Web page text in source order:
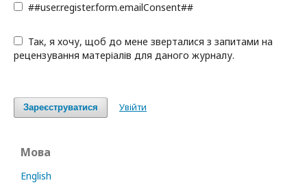
##user.register.form.emailConsent##
рецензування матеріалів для даного журналу.
Зареєструватися Увійти
Мова
English